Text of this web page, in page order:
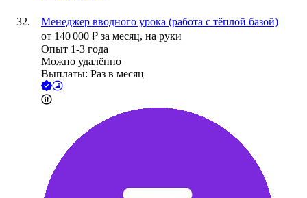
Менеджер вводного урока (работа с тёплой базой)
от 140 000 ₽ за месяц, на руки
Опыт 1-3 года
Можно удалённо
Выплаты: Раз в месяц